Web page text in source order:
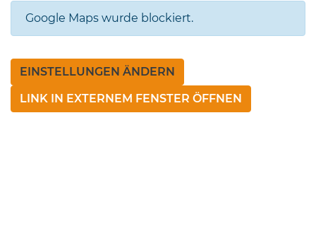
Google Maps wurde blockiert.
EINSTELLUNGEN ÄNDERN
LINK IN EXTERNEM FENSTER ÖFFNEN